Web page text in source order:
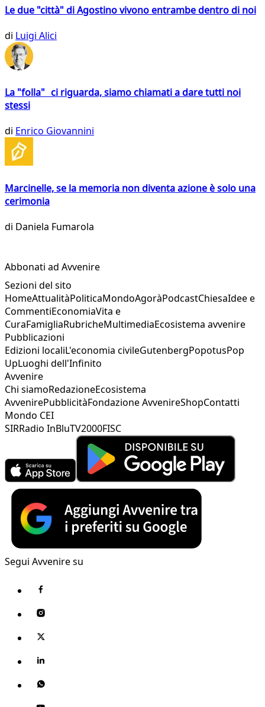
Le due "città" di Agostino vivono entrambe dentro di noi
di Luigi Alici
La "folla" ci riguarda, siamo chiamati a dare tutti noi
stessi
di Enrico Giovannini
Marcinelle, se la memoria non diventa azione è solo una
cerimonia
di Daniela Fumarola
Abbonati ad Avvenire
Sezioni del sito
HomeAttualitàPoliticaMondoAgoràPodcastChiesaIdee e
CommentiEconomiaVita e
CuraFamigliaRubricheMultimediaEcosistema avvenire
Pubblicazioni
Edizioni localiL'economia civileGutenbergPopotusPop
UpLuoghi dell'Infinito
Avvenire
Chi siamoRedazioneEcosistema
AvvenirePubblicitàFondazione AvvenireShopContatti
Mondo CEI
SIRRadio InBluTV2000FISC
Segui Avvenire su